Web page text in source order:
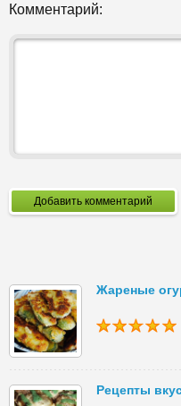
Комментарий:
Добавить комментарий
Жареные
Рецепты